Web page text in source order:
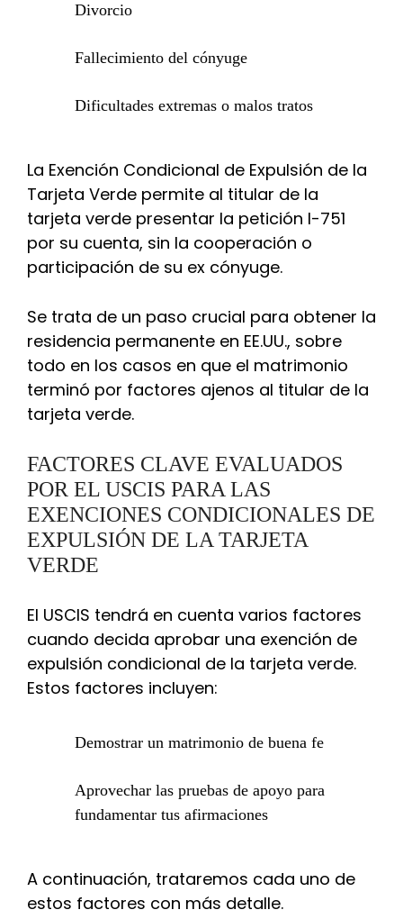
Divorcio
Fallecimiento del cónyuge
Dificultades extremas o malos tratos
La Exención Condicional de Expulsión de la
Tarjeta Verde permite al titular de la
tarjeta verde presentar la petición I-751
por su cuenta, sin la cooperación o
participación de su ex cónyuge.
Se trata de un paso crucial para obtener la
residencia permanente en EE.UU., sobre
todo en los casos en que el matrimonio
terminó por factores ajenos al titular de la
tarjeta verde.
FACTORES CLAVE EVALUADOS
POR EL USCIS PARA LAS
EXENCIONES CONDICIONALES DE
EXPULSIÓN DE LA TARJETA
VERDE
El USCIS tendrá en cuenta varios factores
cuando decida aprobar una exención de
expulsión condicional de la tarjeta verde.
Estos factores incluyen:
Demostrar un matrimonio de buena fe
Aprovechar las pruebas de apoyo para
fundamentar tus afirmaciones
A continuación, trataremos cada uno de
estos factores con más detalle.